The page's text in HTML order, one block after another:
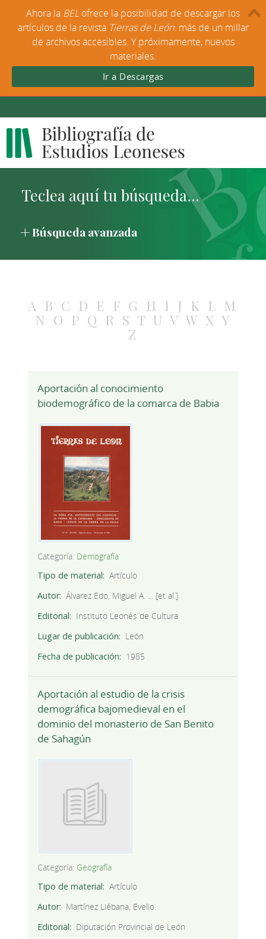
Búsqueda avanzada
A B C D E F G H I J K L M
N O P Q R S T U V W X Y
Z
Aportación al conocimiento
biodemográfico de la comarca de Babia
Categoría: Demografía
Tipo de material
Artículo
Autor
Álvarez Edo, Miguel A. ... [et al.]
Editorial
Instituto Leonés de Cultura
Lugar de publicación
León
Fecha de publicación
1985
Aportación al estudio de la crisis
demográfica bajomedieval en el
dominio del monasterio de San Benito
de Sahagún
Categoría: Geografía
Tipo de material
Artículo
Autor
Martínez Liébana, Evelio
Editorial
Diputación Provincial de León
Ahora la BEL ofrece la posibilidad de descargar los
artículos de la revista Tierras de León: más de un millar
de archivos accesibles. Y próximamente, nuevos
materiales.
Ir a Descargas